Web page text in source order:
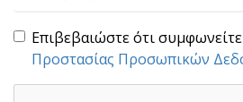
Επιβεβαιώστε ότι
Προστασίας Προσωπικών